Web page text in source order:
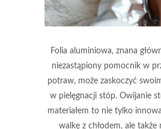
Folia aluminiowa, znana
niezastąpiony pomocnik w
potraw, może zaskoczyć
w pielęgnacji stóp. Owijanie
materiałem to nie tylko
walkę z chłodem, ale także